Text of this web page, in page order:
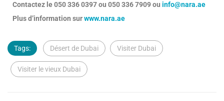
Contactez le 050 336 0397 ou 050 336 7909 ou info@nara.ae
Plus d’information surwww.nara.ae
Tags: Désert de Dubai Visiter Dubai
Visiter le vieux Dubai